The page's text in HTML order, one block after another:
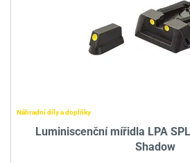
Náhradní díly a doplňky
Luminiscenční mířidla LPA
Shadow